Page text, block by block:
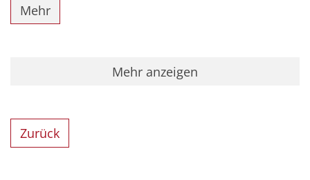
Mehr
Mehr anzeigen
Zurück